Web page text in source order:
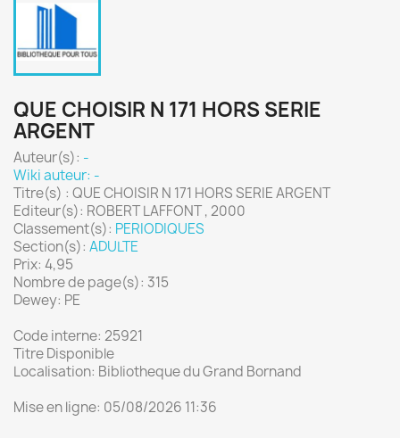
QUE CHOISIR N 171 HORS SERIE
ARGENT
Auteur(s): -
Wiki auteur: -
Titre(s) : QUE CHOISIR N 171 HORS SERIE ARGENT
Editeur(s): ROBERT LAFFONT , 2000
Classement(s): PERIODIQUES
Section(s): ADULTE
Prix: 4,95
Nombre de page(s): 315
Dewey: PE
Code interne: 25921
Titre Disponible
Localisation: Bibliotheque du Grand Bornand
Mise en ligne: 05/08/2026 11:36